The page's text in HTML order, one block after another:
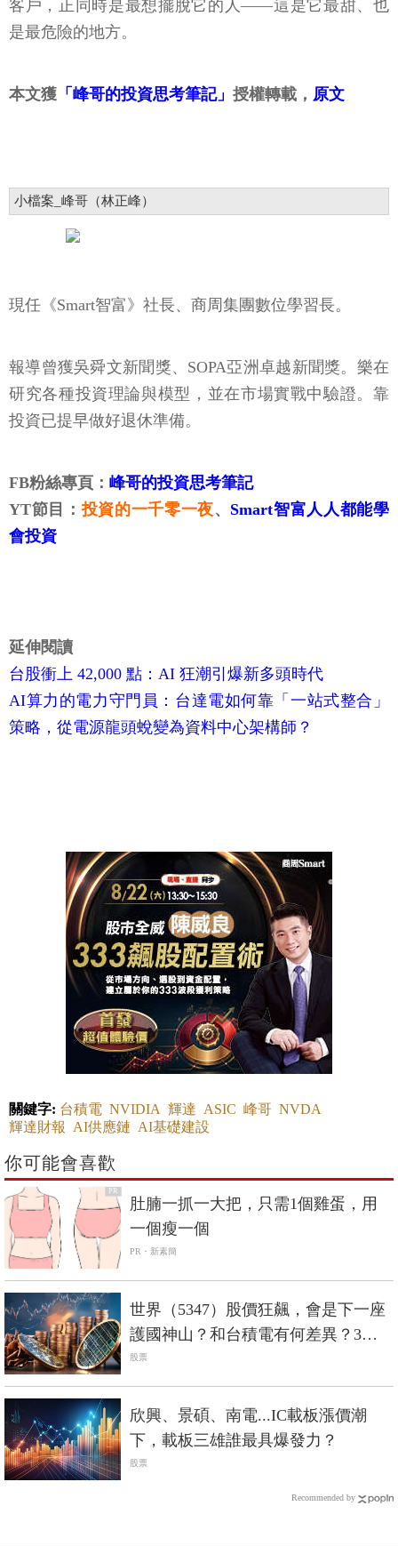
客戶，正同時是最想擺脫它的人——這是它最甜、也
是最危險的地方。
本文獲 「峰哥的投資思考筆記」 授權轉載， 原文
小檔案_峰哥（林正峰）
現任《Smart智富》社長、商周集團數位學習長。
報導曾獲吳舜文新聞獎、SOPA亞洲卓越新聞獎。樂在
研究各種投資理論與模型，並在市場實戰中驗證。靠
投資已提早做好退休準備。
FB粉絲專頁： 峰哥的投資思考筆記
YT節目：投資的一千零一夜、 Smart智富人人都能學
會投資
延伸閱讀
台股衝上 42,000 點：AI 狂潮引爆新多頭時代
AI算力的電力守門員：台達電如何靠「一站式整合」
策略，從電源龍頭蛻變為資料中心架構師？
關鍵字: 台積電 NVIDIA 輝達 ASIC 峰哥 NVDA
輝達財報
AI供應鏈 AI基礎建設
你可能會喜歡
PR
肚腩一抓一大把，只需1個雞蛋，用
一個瘦一個
PR・新素簡
世界（5347）股價狂飆，會是下一座
護國神山？和台積電有何差異？3分
鐘剖析
股票
欣興、景碩、南電...IC載板漲價潮
下，載板三雄誰最具爆發力？
股票
Recommended by